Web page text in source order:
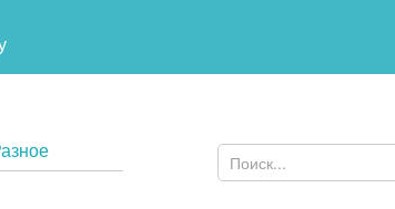
Форма
Поиск